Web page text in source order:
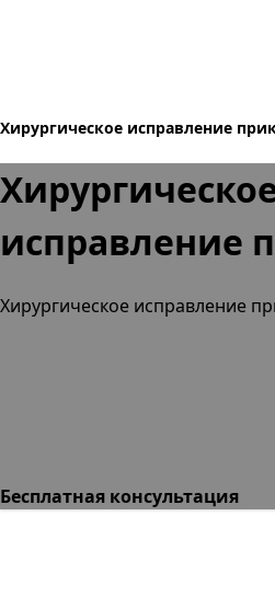
Хирургическое исправление
исправление
Хирургическое исправление
Бесплатная консультация